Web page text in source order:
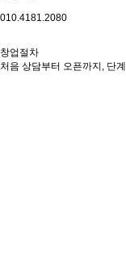
010.4181.2080
창업절차
처음 상담부터 오픈까지, 단